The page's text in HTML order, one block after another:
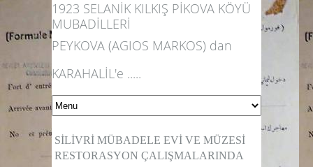
1923 SELANİK KILKIŞ PİKOVA KÖYÜ
MUBADİLLERİ
PEYKOVA (AGIOS MARKOS) dan
KARAHALİL'e .....
SİLİVRİ MÜBADELE EVİ VE MÜZESİ
RESTORASYON ÇALIŞMALARINDA